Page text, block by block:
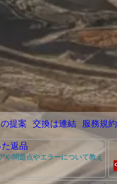
提案 交換は連結 服務規約
返品
や問題点やエラーについて教え